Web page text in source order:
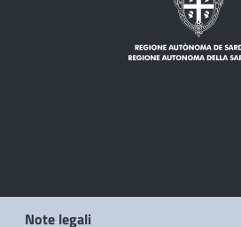
Note legali